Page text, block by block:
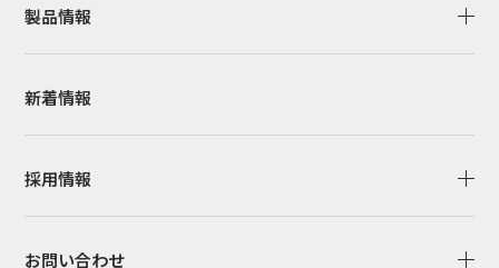
製品情報
新着情報
採用情報
お問い合わせ